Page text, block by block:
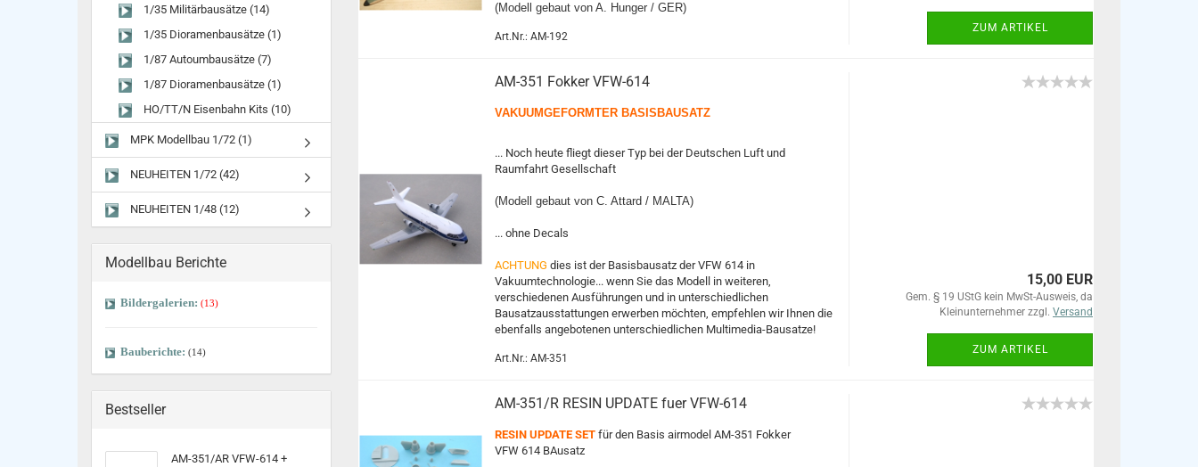
(Modell gebaut von A. Hunger / GER)
Art.Nr.: AM-192
ZUM ARTIKEL
AM-351 Fokker VFW-614
VAKUUMGEFORMTER BASISBAUSATZ
... Noch heute fliegt dieser Typ bei der Deutschen Luft und
Raumfahrt Gesellschaft
(Modell gebaut von C. Attard / MALTA)
... ohne Decals
ACHTUNG dies ist der Basisbausatz der VFW 614 in
Vakuumtechnologie... wenn Sie das Modell in weiteren,
verschiedenen Ausführungen und in unterschiedlichen
Bausatzausstattungen erwerben möchten, empfehlen wir Ihnen die
ebenfalls angebotenen unterschiedlichen Multimedia-Bausatze!
Art.Nr.: AM-351
15,00 EUR
Gem. § 19 UStG kein MwSt-Ausweis, da
Kleinunternehmer zzgl. Versand
ZUM ARTIKEL
AM-351/R RESIN UPDATE fuer VFW-614
RESIN UPDATE SET für den Basis airmodel AM-351 Fokker
VFW 614 BAusatz
1/35 Militärbausätze (14)
1/35 Dioramenbausätze (1)
1/87 Autoumbausätze (7)
1/87 Dioramenbausätze (1)
HO/TT/N Eisenbahn Kits (10)
MPK Modellbau 1/72 (1)
NEUHEITEN 1/72 (42)
NEUHEITEN 1/48 (12)
Modellbau Berichte
Bildergalerien: (13)
Bauberichte: (14)
Bestseller
AM-351/AR VFW-614 +